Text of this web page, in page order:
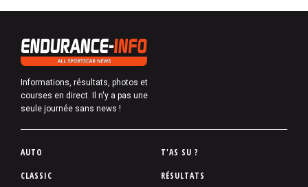
Informations, résultats, photos et
courses en direct. Il n'y a pas une
seule journée sans news !
P
AUTO
CLASSIC
T'AS SU ?
RÉSULTATS